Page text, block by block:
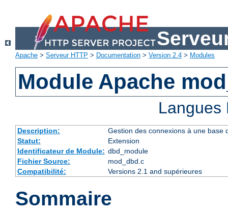
Apache > Serveur HTTP > Documentation > Version 2.4 > Modules
Module Apache
Description:
Gestion des connexions à une base
Statut:
Extension
Identificateur de Module: dbd_module
Fichier Source:
mod_dbd.c
Compatibilité:
Versions 2.1 and supérieures
Sommaire